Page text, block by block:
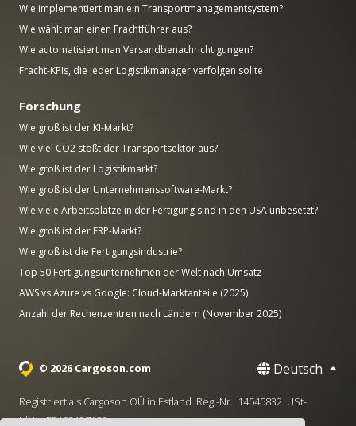
Wie implementiert man ein Transportmanagementsystem?
Wie wählt man einen Frachtführer aus?
Wie automatisiert man Versandbenachrichtigungen?
Fracht-KPIs, die jeder Logistikmanager verfolgen sollte
Forschung
Wie groß ist der KI-Markt?
Wie viel CO2 stößt der Transportsektor aus?
Wie groß ist der Logistikmarkt?
Wie groß ist der Unternehmenssoftware-Markt?
Wie viele Arbeitsplätze in der Fertigung sind in den USA unbesetzt?
Wie groß ist der ERP-Markt?
Wie groß ist die Fertigungsindustrie?
Top 50 Fertigungsunternehmen der Welt nach Umsatz
AWS vs Azure vs Google: Cloud-Marktanteile (2025)
Anzahl der Rechenzentren nach Ländern (November 2025)
© 2026 Cargoson.com Deutsch
Registriert als Cargoson OÜ in Estland. Reg.-Nr.: 14545832. USt-
IdNr.: EE102137680.